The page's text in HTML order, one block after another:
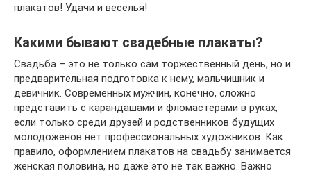
плакатов! Удачи и веселья!
Какими бывают свадебные плакаты?
Свадьба – это не только сам торжественный день, но и
предварительная подготовка к нему, мальчишник и
девичник. Современных мужчин, конечно, сложно
представить с карандашами и фломастерами в руках,
если только среди друзей и родственников будущих
молодоженов нет профессиональных художников. Как
правило, оформлением плакатов на свадьбу занимается
женская половина, но даже это не так важно. Важно